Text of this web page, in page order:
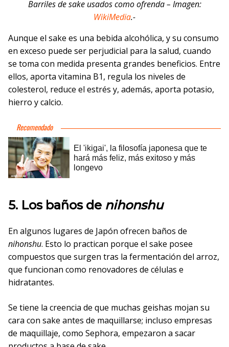
Barriles de sake usados como ofrenda – Imagen:
WikiMedia.-
Aunque el sake es una bebida alcohólica, y su consumo
en exceso puede ser perjudicial para la salud, cuando
se toma con medida presenta grandes beneficios. Entre
ellos, aporta vitamina B1, regula los niveles de
colesterol, reduce el estrés y, además, aporta potasio,
hierro y calcio.
5. Los baños de nihonshu
En algunos lugares de Japón ofrecen baños de
nihonshu. Esto lo practican porque el sake posee
compuestos que surgen tras la fermentación del arroz,
que funcionan como renovadores de células e
hidratantes.
Se tiene la creencia de que muchas geishas mojan su
cara con sake antes de maquillarse; incluso empresas
de maquillaje, como Sephora, empezaron a sacar